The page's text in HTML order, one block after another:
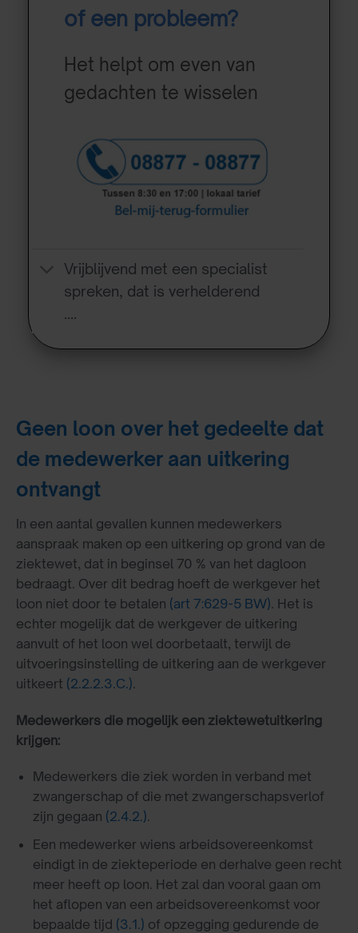
of een probleem?
Het helpt om even van
gedachten te wisselen
Vrijblijvend met een specialist
spreken, dat is verhelderend
….
Geen loon over het gedeelte dat
de medewerker aan uitkering
ontvangt
In een aantal gevallen kunnen medewerkers
aanspraak maken op een uitkering op grond van de
ziektewet, dat in beginsel 70 % van het dagloon
bedraagt. Over dit bedrag hoeft de werkgever het
loon niet door te betalen (art 7:629-5 BW). Het is
echter mogelijk dat de werkgever de uitkering
aanvult of het loon wel doorbetaalt, terwijl de
uitvoeringsinstelling de uitkering aan de werkgever
uitkeert (2.2.2.3.C.).
Medewerkers die mogelijk een ziektewetuitkering
krijgen:
Medewerkers die ziek worden in verband met
zwangerschap of die met zwangerschapsverlof
zijn gegaan (2.4.2.).
Een medewerker wiens arbeidsovereenkomst
eindigt in de ziekteperiode en derhalve geen recht
meer heeft op loon. Het zal dan vooral gaan om
het aflopen van een arbeidsovereenkomst voor
bepaalde tijd (3.1.) of opzegging gedurende de